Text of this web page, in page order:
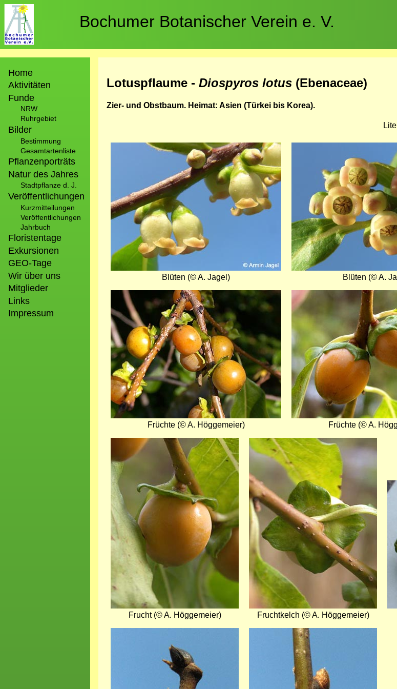
Direkt
zum
Inhalt
Bochumer Botanischer Verein e. V.
Home
Aktivitäten
Funde
NRW
Ruhrgebiet
Bilder
Bestimmung
Gesamtartenliste
Pflanzenporträts
Natur des Jahres
Stadtpflanze d. J.
Veröffentlichungen
Kurzmitteilungen
Veröffentlichungen
Jahrbuch
Floristentage
Exkursionen
GEO-Tage
Wir über uns
Mitglieder
Links
Impressum
Lotuspflaume - Diospyros lotus (Ebenaceae)
Zier- und Obstbaum. Heimat: Asien (Türkei bis Korea).
Blüten (© A. Jagel)
Blüten (© A.
Bild
Früchte (© A. Höggemeier)
Bild
Früchte (© A.
Frucht (© A. Höggemeier)
Bild
Fruchtkelch (© A. Höggemeier)